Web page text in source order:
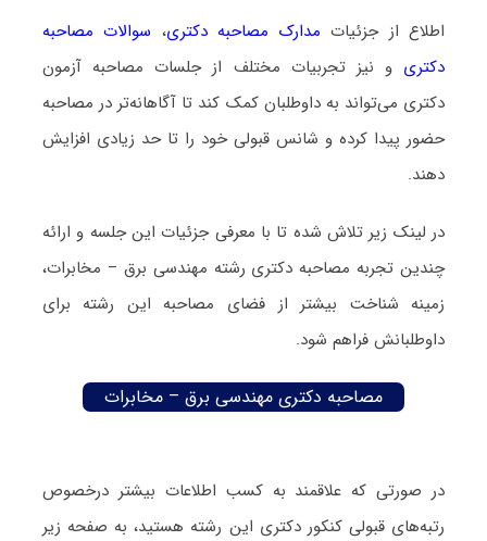
اطلاع از جزئیات مدارک مصاحبه دکتری، سوالات مصاحبه
دکتری و نیز تجربیات مختلف از جلسات مصاحبه آزمون
دکتری می‌تواند به داوطلبان کمک کند تا آگاهانه‌تر در مصاحبه
حضور پیدا کرده و شانس قبولی خود را تا حد زیادی افزایش
دهند.
در لینک زیر تلاش شده تا با معرفی جزئیات این جلسه و ارائه
چندین تجربه مصاحبه دکتری رشته مهندسی برق – مخابرات،
زمینه شناخت بیشتر از فضای مصاحبه این رشته برای
داوطلبانش فراهم شود.
مصاحبه دکتری مهندسی برق – مخابرات
در صورتی که علاقمند به کسب اطلاعات بیشتر درخصوص
رتبه‌های قبولی کنکور دکتری این رشته هستید، به صفحه زیر